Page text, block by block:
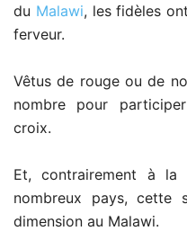
du Malawi, les fidèles
ferveur.
Vêtus de rouge ou de
nombre pour
croix.
Et, contrairement à la
nombreux pays, cette
dimension au Malawi.